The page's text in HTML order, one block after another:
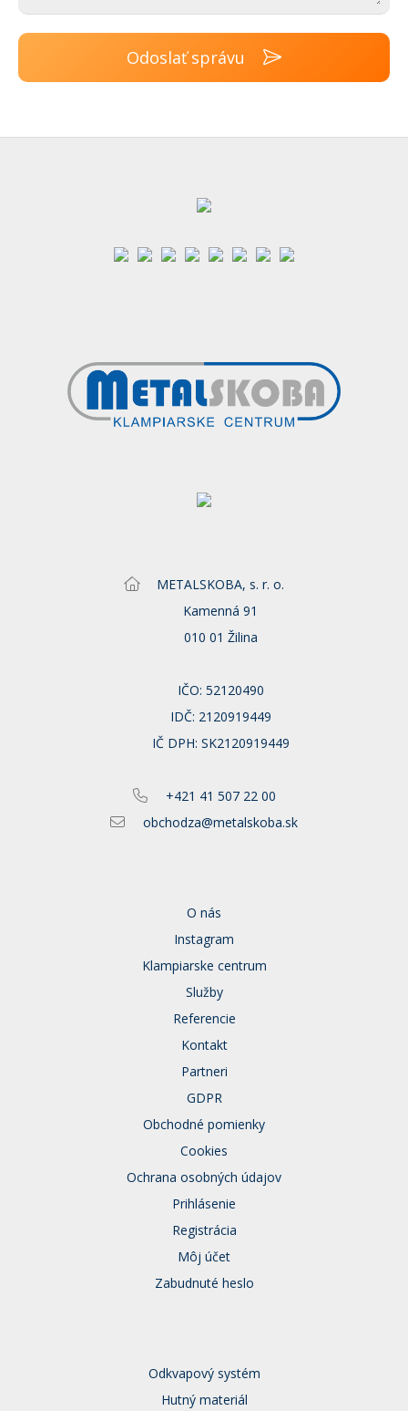
Odoslať správu
METALSKOBA, s. r. o.
Kamenná 91
010 01 Žilina
IČO: 52120490
IDČ: 2120919449
IČ DPH: SK2120919449
+421 41 507 22 00
obchodza@metalskoba.sk
O nás
Instagram
Klampiarske centrum
Služby
Referencie
Kontakt
Partneri
GDPR
Obchodné pomienky
Cookies
Ochrana osobných údajov
Prihlásenie
Registrácia
Môj účet
Zabudnuté heslo
Odkvapový systém
Hutný materiál